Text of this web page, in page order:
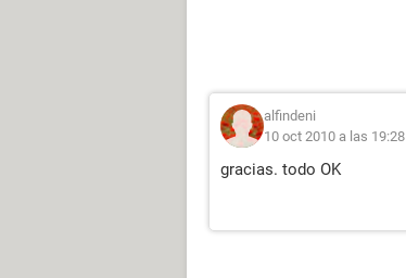
alfindeni
10 oct 2010 a las 19:28
gracias. todo OK